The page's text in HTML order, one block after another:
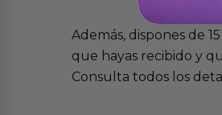
Además, dispones de
que hayas recibido y
Consulta todos los